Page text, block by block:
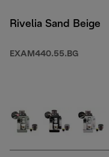
Rivelia Sand Beige
EXAM440.55.BG